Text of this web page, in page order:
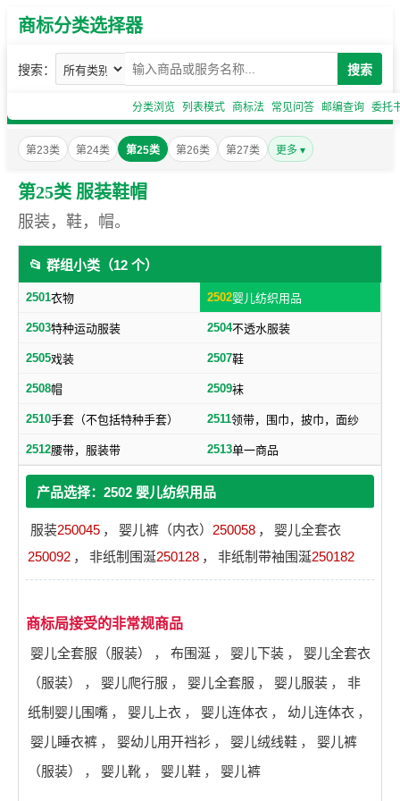
商标分类选择器
搜索： 搜索
分类浏览 列表模式 商标法 常见问答 邮编查询 委托
第23类 第24类 第25类 第26类 第27类 更多 ▾
第25类 服装鞋帽
服装，鞋，帽。
📂 群组小类（12 个）
2501衣物 2502婴儿纺织用品
2503特种运动服装 2504不透水服装
2505戏装 2507鞋
2508帽 2509袜
2510手套（不包括特种手套） 2511领带，围巾，披巾，面纱
2512腰带，服装带 2513单一商品
产品选择：2502 婴儿纺织用品
服装250045 ， 婴儿裤（内衣） 250058 ，
婴儿全套衣
250092 ， 非纸制围涎250128 ， 非纸制带袖围涎250182
商标局接受的非常规商品
婴儿全套服（服装）
， 布围涎 ， 婴儿下装 ，
婴儿全套衣
（服装）
， 婴儿爬行服 ， 婴儿全套服 ， 婴儿服装 ，
非
纸制婴儿围嘴 ， 婴儿上衣 ， 婴儿连体衣 ， 幼儿连体衣 ，
婴儿睡衣裤 ， 婴幼儿用开裆衫 ， 婴儿绒线鞋 ，
婴儿裤
（服装）
， 婴儿靴 ， 婴儿鞋 ， 婴儿裤